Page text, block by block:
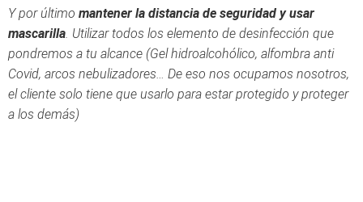
Y por último mantener la distancia de seguridad y usar
mascarilla. Utilizar todos los elemento de desinfección que
pondremos a tu alcance (Gel hidroalcohólico, alfombra anti
Covid, arcos nebulizadores… De eso nos ocupamos nosotros,
el cliente solo tiene que usarlo para estar protegido y proteger
a los demás)